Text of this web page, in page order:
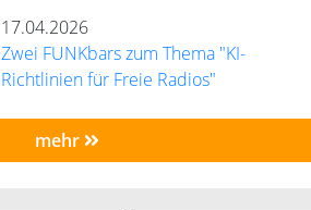
17.04.2026
Zwei FUNKbars zum Thema "KI-
Richtlinien für Freie Radios"
mehr